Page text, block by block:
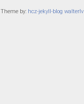
Theme by: hcz-jekyll-blog walterlv